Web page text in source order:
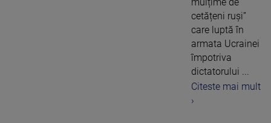
cetățeni ruși”
care luptă în
armata Ucrainei
împotriva
dictatorului ...
Citeste mai mult
›